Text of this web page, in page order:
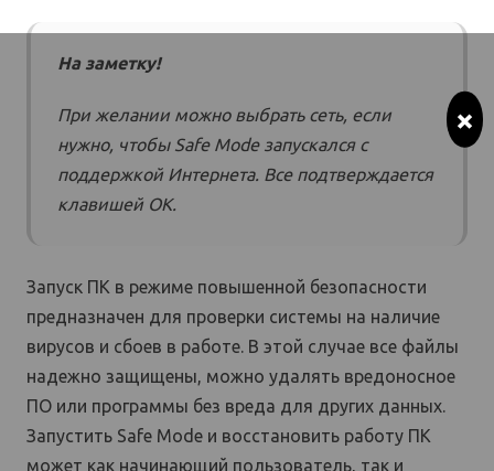
На заметку!
При желании можно выбрать сеть, если
нужно, чтобы Safe Mode запускался с
поддержкой Интернета. Все подтверждается
клавишей ОК.
Запуск ПК в режиме повышенной безопасности
предназначен для проверки системы на наличие
вирусов и сбоев в работе. В этой случае все файлы
надежно защищены, можно удалять вредоносное
ПО или программы без вреда для других данных.
Запустить Safe Mode и восстановить работу ПК
может как начинающий пользователь, так и
×